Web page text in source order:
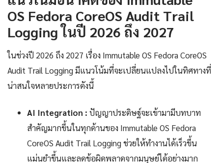
OS Fedora CoreOS Audit Trail
Logging ในปี 2026 ถึง 2027
ในช่วงปี 2026 ถึง 2027 เรื่อง Immutable OS Fedora CoreOS
Audit Trail Logging มีแนวโน้มที่จะเปลี่ยนแปลงไปในทิศทางที่
น่าสนใจหลายประการดังนี้
AI Integration : ปัญญาประดิษฐ์จะเข้ามามีบทบาท
สำคัญมากขึ้นในทุกด้านของ Immutable OS Fedora
CoreOS Audit Trail Logging ช่วยให้ทำงานได้เร็วขึ้น
แม่นยำขึ้นและลดข้อผิดพลาดจากมนุษย์ได้อย่างมาก